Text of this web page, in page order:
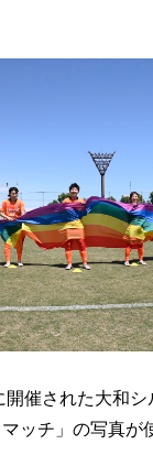
催された大和
ッチ」の写真が